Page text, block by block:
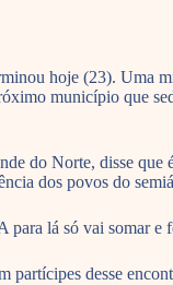
hoje (23). Uma
município que
do Norte, disse
dos povos do
lá só vai somar e
partícipes desse